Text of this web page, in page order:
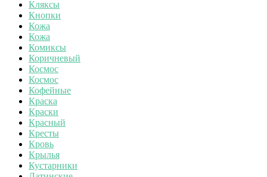
Кляксы
Кнопки
Кожа
Кожа
Комиксы
Коричневый
Космос
Космос
Кофейные
Краска
Краски
Красный
Кресты
Кровь
Крылья
Кустарники